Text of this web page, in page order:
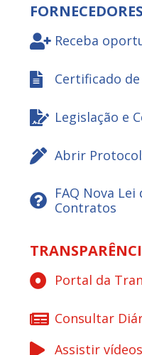
FORNECEDORES
Receba
Certificado
Legislação e
Abrir
FAQ Nova
Contratos
Portal da
Consultar
Assistir